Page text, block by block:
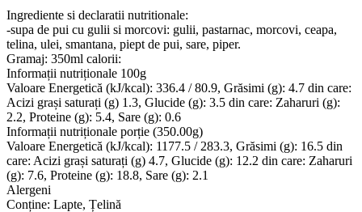
Ingrediente si declaratii nutritionale:
-supa de pui cu gulii si morcovi: gulii, pastarnac, morcovi, ceapa,
telina, ulei, smantana, piept de pui, sare, piper.
Gramaj: 350ml calorii:
Informații nutriționale 100g
Valoare Energetică (kJ/kcal): 336.4 / 80.9, Grăsimi (g): 4.7 din care:
Acizi grași saturați (g) 1.3, Glucide (g): 3.5 din care: Zaharuri (g):
2.2, Proteine (g): 5.4, Sare (g): 0.6
Informații nutriționale porție (350.00g)
Valoare Energetică (kJ/kcal): 1177.5 / 283.3, Grăsimi (g): 16.5 din
care: Acizi grași saturați (g) 4.7, Glucide (g): 12.2 din care: Zaharuri
(g): 7.6, Proteine (g): 18.8, Sare (g): 2.1
Alergeni
Conține: Lapte, Țelină